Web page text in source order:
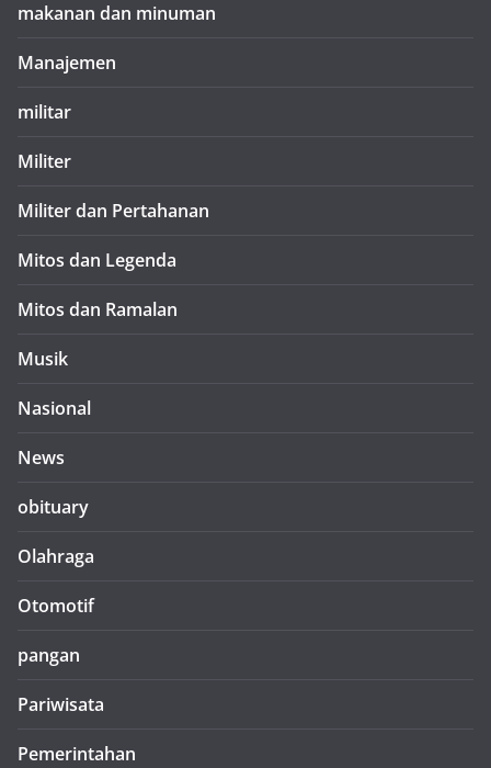
makanan dan minuman
Manajemen
militar
Militer
Militer dan Pertahanan
Mitos dan Legenda
Mitos dan Ramalan
Musik
Nasional
News
obituary
Olahraga
Otomotif
pangan
Pariwisata
Pemerintahan